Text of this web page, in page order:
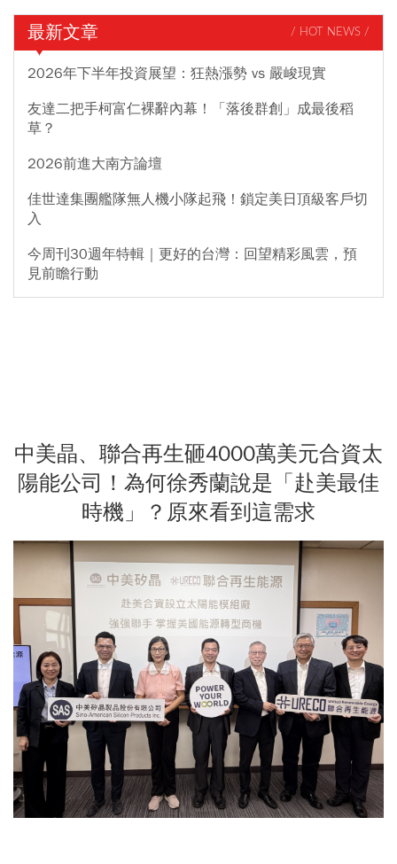
最新文章 / HOT NEWS /
2026年下半年投資展望：狂熱漲勢 vs 嚴峻現實
友達二把手柯富仁裸辭內幕！「落後群創」成最後稻
草？
2026前進大南方論壇
佳世達集團艦隊無人機小隊起飛！鎖定美日頂級客戶切
入
今周刊30週年特輯｜更好的台灣：回望精彩風雲，預
見前瞻行動
中美晶、聯合再生砸4000萬美元合資太
陽能公司！為何徐秀蘭說是「赴美最佳
時機」？原來看到這需求